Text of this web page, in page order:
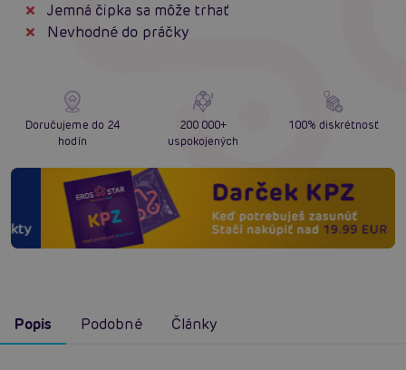
Jemná čipka sa môže trhať
Nevhodné do práčky
Doručujeme do 24
hodín
200 000+
uspokojených
100% diskrétnosť
Popis Podobné Články